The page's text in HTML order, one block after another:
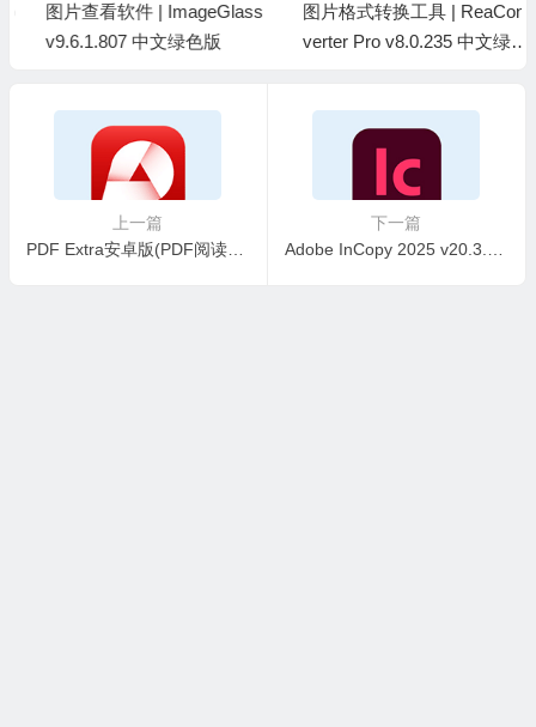
图片查看软件 | ImageGlass
v9.6.1.807 中文绿色版
图片格式转换工具 | ReaCon
verter Pro v8.0.235 中文绿色
上一篇
PDF Extra安卓版(PDF阅读编辑工具) v11.5.267052，解锁付费高级版
下一篇
Adobe InCopy 2025 v20.3.1.073.0 x64 Multilingual 多国语言破解版